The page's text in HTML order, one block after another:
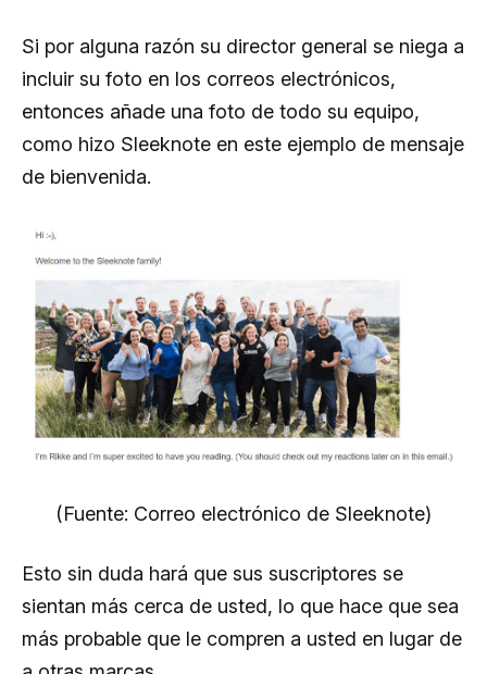
Si por alguna razón su director general se niega a
incluir su foto en los correos electrónicos,
entonces añade una foto de todo su equipo,
como hizo Sleeknote en este ejemplo de mensaje
de bienvenida.
(Fuente: Correo electrónico de Sleeknote)
Esto sin duda hará que sus suscriptores se
sientan más cerca de usted, lo que hace que sea
más probable que le compren a usted en lugar de